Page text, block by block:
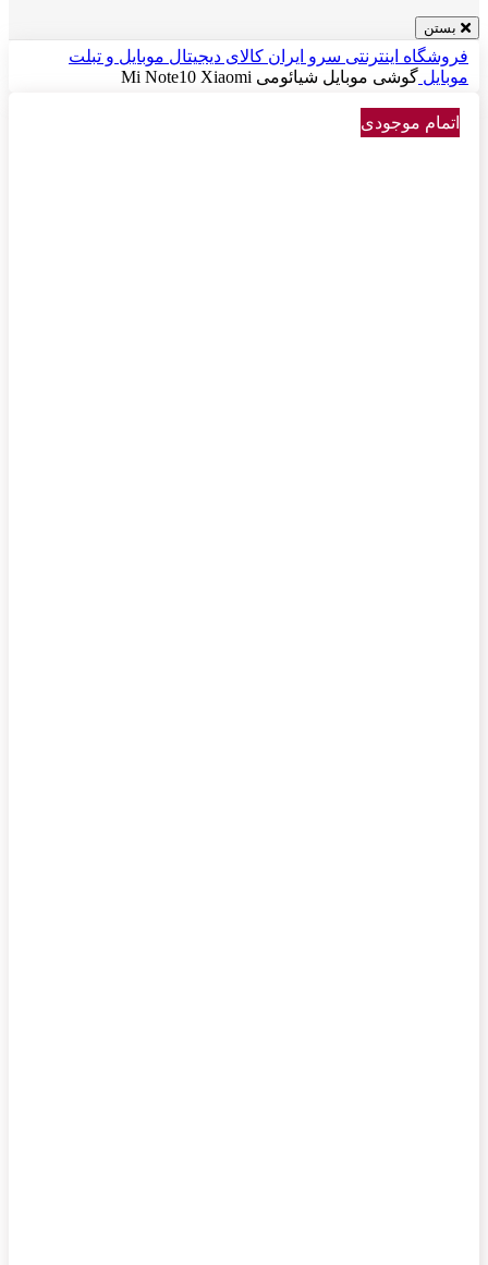
بستن
فروشگاه اینترنتی سرو ایران کالای دیجیتال موبایل و تبلت
موبایل گوشی موبایل شیائومی Mi Note10 Xiaomi
اتمام موجودی